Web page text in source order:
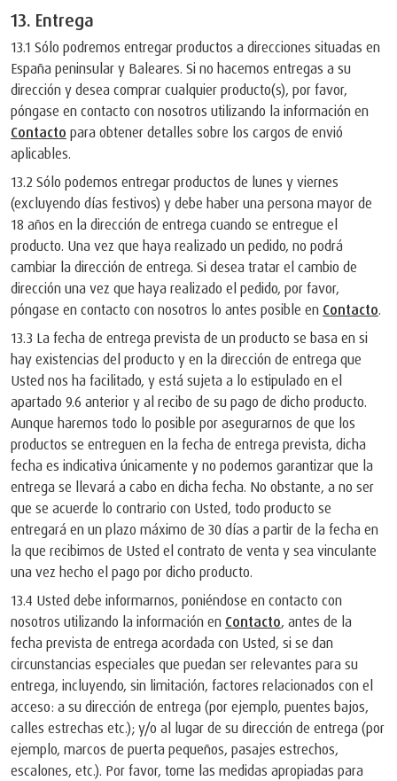
13. Entrega
13.1 Sólo podremos entregar productos a direcciones situadas en
España peninsular y Baleares. Si no hacemos entregas a su
dirección y desea comprar cualquier producto(s), por favor,
póngase en contacto con nosotros utilizando la información en
Contacto para obtener detalles sobre los cargos de envió
aplicables.
13.2 Sólo podemos entregar productos de lunes y viernes
(excluyendo días festivos) y debe haber una persona mayor de
18 años en la dirección de entrega cuando se entregue el
producto. Una vez que haya realizado un pedido, no podrá
cambiar la dirección de entrega. Si desea tratar el cambio de
dirección una vez que haya realizado el pedido, por favor,
póngase en contacto con nosotros lo antes posible en Contacto.
13.3 La fecha de entrega prevista de un producto se basa en si
hay existencias del producto y en la dirección de entrega que
Usted nos ha facilitado, y está sujeta a lo estipulado en el
apartado 9.6 anterior y al recibo de su pago de dicho producto.
Aunque haremos todo lo posible por asegurarnos de que los
productos se entreguen en la fecha de entrega prevista, dicha
fecha es indicativa únicamente y no podemos garantizar que la
entrega se llevará a cabo en dicha fecha. No obstante, a no ser
que se acuerde lo contrario con Usted, todo producto se
entregará en un plazo máximo de 30 días a partir de la fecha en
la que recibimos de Usted el contrato de venta y sea vinculante
una vez hecho el pago por dicho producto.
13.4 Usted debe informarnos, poniéndose en contacto con
nosotros utilizando la información en Contacto, antes de la
fecha prevista de entrega acordada con Usted, si se dan
circunstancias especiales que puedan ser relevantes para su
entrega, incluyendo, sin limitación, factores relacionados con el
acceso: a su dirección de entrega (por ejemplo, puentes bajos,
calles estrechas etc.); y/o al lugar de su dirección de entrega (por
ejemplo, marcos de puerta pequeños, pasajes estrechos,
escalones, etc.). Por favor, tome las medidas apropiadas para